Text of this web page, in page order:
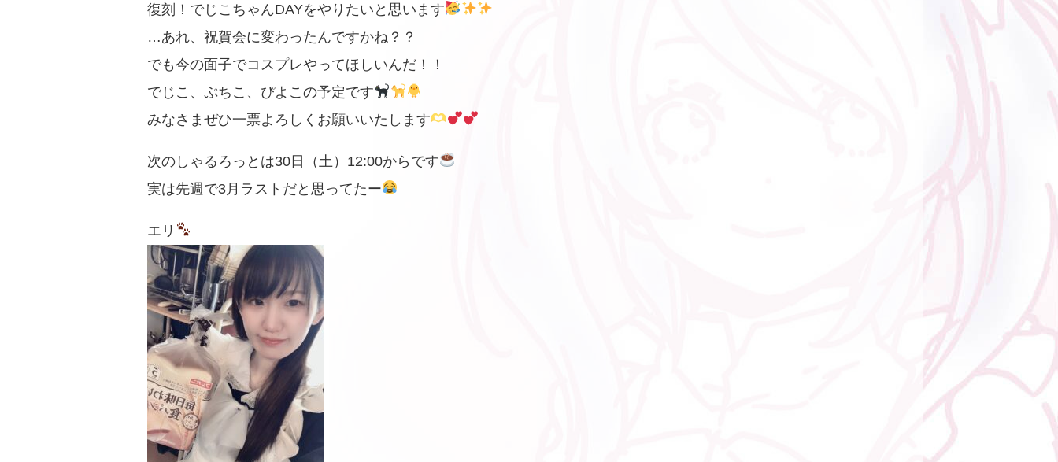
復刻！でじこちゃんDAYをやりたいと思います
…あれ、祝賀会に変わったんですかね？？
でも今の面子でコスプレやってほしいんだ！！
でじこ、ぷちこ、ぴよこの予定です
みなさまぜひ一票よろしくお願いいたします
次のしゃるろっとは30日（土）12:00からです
実は先週で3月ラストだと思ってたー
エリ